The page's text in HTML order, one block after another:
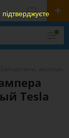
Tesla